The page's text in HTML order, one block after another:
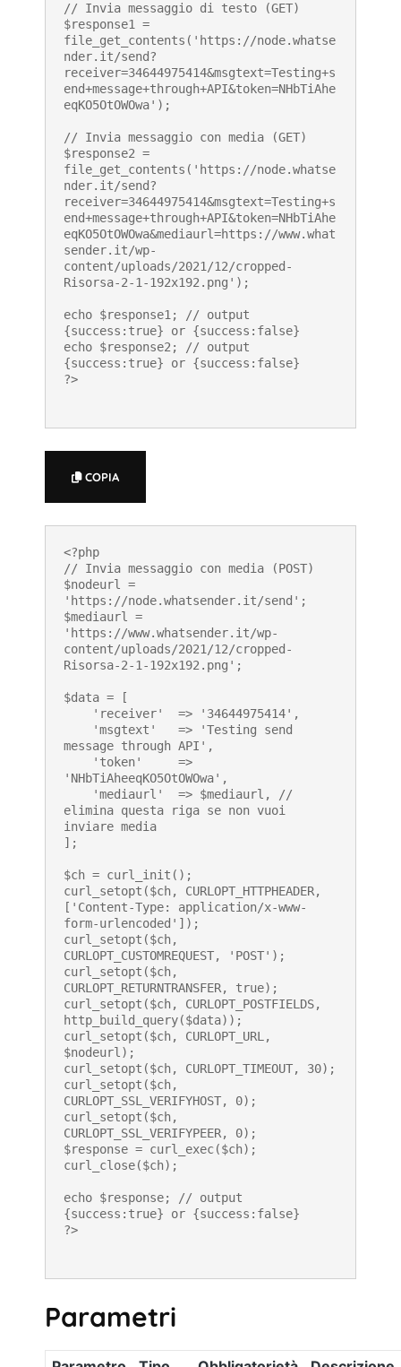
// Invia messaggio di testo (GET)
$response1 =
file_get_contents('https://node.whatse
nder.it/send?
receiver=34644975414&msgtext=Testing+s
end+message+through+API&token=NHbTiAhe
eqKO5OtOWOwa');
// Invia messaggio con media (GET)
$response2 =
file_get_contents('https://node.whatse
nder.it/send?
receiver=34644975414&msgtext=Testing+s
end+message+through+API&token=NHbTiAhe
eqKO5OtOWOwa&mediaurl=https://www.what
sender.it/wp-
content/uploads/2021/12/cropped-
Risorsa-2-1-192x192.png');
echo $response1; // output
{success:true} or {success:false}
echo $response2; // output
{success:true} or {success:false}
?>
COPIA
<?php
// Invia messaggio con media (POST)
$nodeurl =
'https://node.whatsender.it/send';
$mediaurl =
'https://www.whatsender.it/wp-
content/uploads/2021/12/cropped-
Risorsa-2-1-192x192.png';
$data = [
message through API',
'NHbTiAheeqKO5OtOWOwa',
elimina questa riga se non vuoi
inviare media
];
$ch = curl_init();
curl_setopt($ch, CURLOPT_HTTPHEADER,
['Content-Type: application/x-www-
form-urlencoded']);
curl_setopt($ch,
CURLOPT_CUSTOMREQUEST, 'POST');
curl_setopt($ch,
CURLOPT_RETURNTRANSFER, true);
curl_setopt($ch, CURLOPT_POSTFIELDS,
http_build_query($data));
curl_setopt($ch, CURLOPT_URL,
$nodeurl);
curl_setopt($ch, CURLOPT_TIMEOUT, 30);
curl_setopt($ch,
CURLOPT_SSL_VERIFYHOST, 0);
curl_setopt($ch,
CURLOPT_SSL_VERIFYPEER, 0);
$response = curl_exec($ch);
curl_close($ch);
echo $response; // output
{success:true} or {success:false}
?>
Parametri